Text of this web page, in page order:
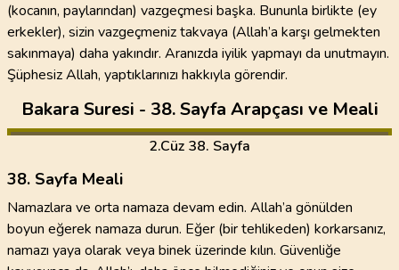
(kocanın, paylarından) vazgeçmesi başka. Bununla birlikte (ey
erkekler), sizin vazgeçmeniz takvaya (Allah’a karşı gelmekten
sakınmaya) daha yakındır. Aranızda iyilik yapmayı da unutmayın.
Şüphesiz Allah, yaptıklarınızı hakkıyla görendir.
Bakara Suresi - 38. Sayfa Arapçası ve Meali
2.Cüz 38. Sayfa
38. Sayfa Meali
Namazlara ve orta namaza devam edin. Allah’a gönülden
boyun eğerek namaza durun. Eğer (bir tehlikeden) korkarsanız,
namazı yaya olarak veya binek üzerinde kılın. Güvenliğe